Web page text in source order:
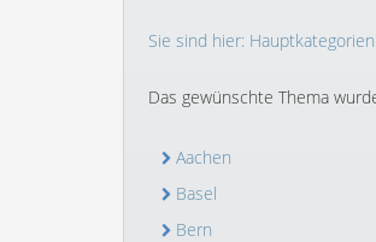
Sie sind hier: Hauptkategorien
Das gewünschte Thema
Aachen
Basel
Bern